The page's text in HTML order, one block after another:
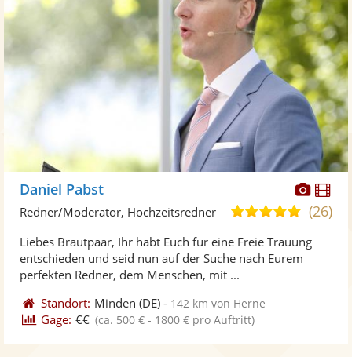
Fotos
Daniel Pabst
5,0
5
(26)
Redner/Moderator, Hochzeitsredner
Liebes Brautpaar, Ihr habt Euch für eine Freie Trauung
entschieden und seid nun auf der Suche nach Eurem
perfekten Redner, dem Menschen, mit ...
Standort: Minden (DE) - 142 km von Herne
Gage: €€ (ca. 500 € - 1800 € pro Auftritt)